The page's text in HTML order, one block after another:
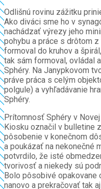
Odlišnú rovinu zážitku
Ako diváci sme ho v
nachádzať výrezy jeho
pohybu a práce s drôtom
formoval do kruhov a
tak sám formoval, ovládal
Sphéry. Na Janypkovom
práve práca s celým
polgule) a vyhľadávanie
Sphéry.
Prítomnosť Sphéry v
Kiosku označil v bulletine
pôsobenie v konečnom
a poukázať na nekonečné
potvrdilo, že isté
tvorivosť a niekedy sú
Bolo pôsobivé
nanovo a prekračovať tak